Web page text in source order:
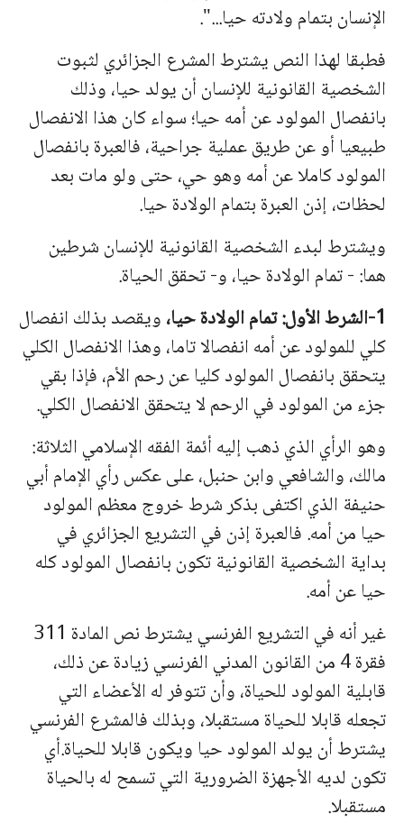
الإنسان بتمام ولادته حیا...".
فطبقا لهذا النص یشترط المشرع الجزائري لثبوت
الشخصیة القانونیة للإنسان أن یولد حیا، وذلك
بانفصال المولود عن أمه حیا؛ سواء كان هذا الانفصال
طبیعیا أو عن طریق عملیة جراحیة، فالعبرة بانفصال
المولود كاملا عن أمه وهو حي، حتى ولو مات بعد
لحظات، إذن العبرة بتمام الولادة حیا.
ویشترط لبدء الشخصیة القانونیة للإنسان شرطین
هما: - تمام الولادة حیا، و- تحقق الحیاة.
1-الشرط الأول: تمام الولادة حیا،
ویقصد بذلك انفصال
كلي للمولود عن أمهانفصالا تاما، وهذا الانفصال الكلي
یتحقق بانفصال المولود كلیا عن رحم الأم، فإذا بقي
جزء من المولود في الرحم لا یتحقق الانفصال الكلي.
وهو الرأي الذي ذهب إلیه أئمة الفقه الإسلامي الثلاثة:
مالك، والشافعي وابن حنبل، على عكس رأي الإمام أبي
حنیفة الذي اكتفى بذكر شرط خروج معظم المولود
حیا من أمه. فالعبرة إذن في التشریع الجزائري في
بدایة الشخصیة القانونیة تكون بانفصال المولود كله
حیا عن أمه.
غیر أنه في التشریع الفرنسي یشترط نص المادة 311
فقرة 4 من القانون المدني الفرنسي زیادة عن ذلك،
قابلیة المولود للحیاة، وأن تتوفر له الأعضاء التي
تجعله قابلا للحیاة مستقبلا، وبذلك فالمشرع الفرنسي
یشترط أن یولد المولود حیا ویكون قابلا للحیاة.أي
تكون لدیه الأجهزة الضروریة التي تسمح له بالحیاة
مستقبلا.